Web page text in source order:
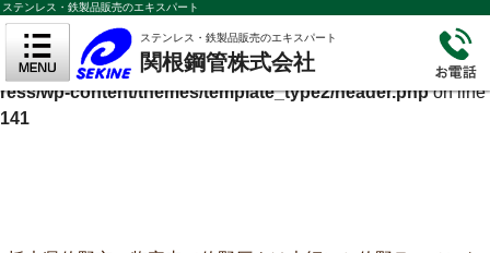
Warning
: Undefined variable $cf_description in
/home/sekinekokank/sekinekokan.co.jp/public_html/wordp
ress/wp-content/themes/template_type2/header.phpon line
141
ステンレス・鉄製品販売のエキスパート
ステンレス・鉄製品販売のエキスパート
関根鋼管株式会社